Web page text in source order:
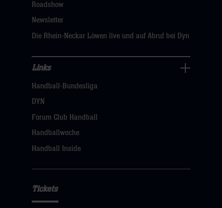
hier
Roadshow
Newsletter
Die Rhein-Neckar Löwen live und auf Abruf bei Dyn
Navigation
öffnen,
dann
klicken
Links
Handball-Bundesliga
DYN
Forum Club Handball
Handballwoche
Handball Inside
Tickets